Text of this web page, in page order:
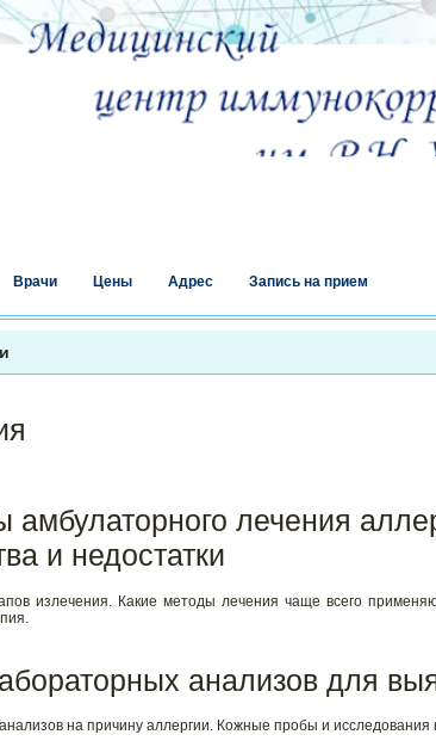
Врачи Цены Адрес Запись на прием
амбулаторного лечения
и недостатки
излечения. Какие методы лечения чаще всего
анализов для
на причину аллергии. Кожные пробы и